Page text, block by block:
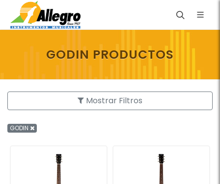
GODIN PRODUCTOS
Mostrar Filtros
GODIN